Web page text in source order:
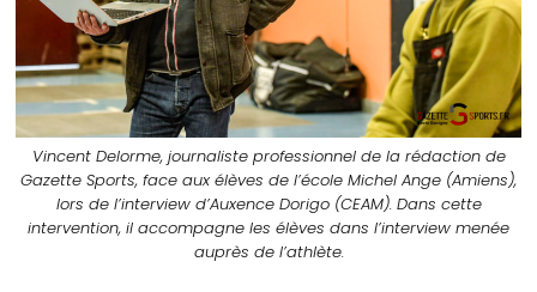
Vincent Delorme, journaliste professionnel de la rédaction de
Gazette Sports, face aux élèves de l’école Michel Ange (Amiens),
lors de l’interview d’Auxence Dorigo (CEAM). Dans cette
intervention, il accompagne les élèves dans l’interview menée
auprès de l’athlète.